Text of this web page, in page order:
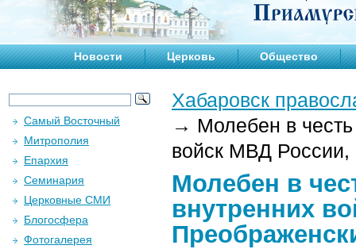
Новости Церковь Общество
Хабаровск
→ Молебен в
войск МВД России,
Молебен в
внутренних
Самый Восточный
Митрополия
Епархия
Семинария
Церковные СМИ
Блогосфера
Фотогалерея